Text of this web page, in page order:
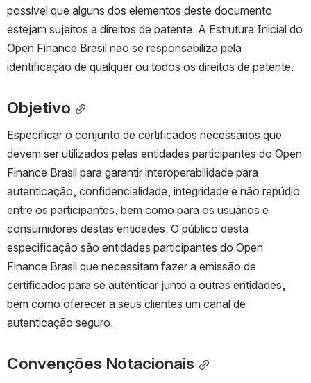
possível que alguns dos elementos deste documento
estejam sujeitos a direitos de patente. A Estrutura Inicial do
Open Finance Brasil não se responsabiliza pela
identificação de qualquer ou todos os direitos de patente.
Objetivo
Especificar o conjunto de certificados necessários que
devem ser utilizados pelas entidades participantes do Open
Finance Brasil para garantir interoperabilidade para
autenticação, confidencialidade, integridade e não repúdio
entre os participantes, bem como para os usuários e
consumidores destas entidades. O público desta
especificação são entidades participantes do Open
Finance Brasil que necessitam fazer a emissão de
certificados para se autenticar junto a outras entidades,
bem como oferecer a seus clientes um canal de
autenticação seguro.
Convenções Notacionais